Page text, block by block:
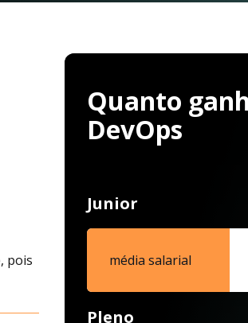
pois
Quanto
DevOps
Junior
média salarial
Pleno